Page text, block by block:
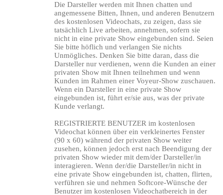
Die Darsteller werden mit Ihnen chatten und
angemessene Bitten, Ihnen, und anderen Benutzern
des kostenlosen Videochats, zu zeigen, dass sie
tatsächlich Live arbeiten, annehmen, sofern sie
nicht in eine private Show eingebunden sind. Seien
Sie bitte höflich und verlangen Sie nichts
Unmögliches. Denken Sie bitte daran, dass die
Darsteller nur verdienen, wenn die Kunden an einer
privaten Show mit Ihnen teilnehmen und wenn
Kunden im Rahmen einer Voyeur-Show zuschauen.
Wenn ein Darsteller in eine private Show
eingebunden ist, führt er/sie aus, was der private
Kunde verlangt.
REGISTRIERTE BENUTZER im kostenlosen
Videochat können über ein verkleinertes Fenster
(90 x 60) während der privaten Show weiter
zusehen, können jedoch erst nach Beendigung der
privaten Show wieder mit dem/der Darsteller/in
interagieren. Wenn der/die Darsteller/in nicht in
eine private Show eingebunden ist, chatten, flirten,
verführen sie und nehmen Softcore-Wünsche der
Benutzer im kostenlosen Videochatbereich in der
120
F
R
E
E
C
R
E
DI
T
S